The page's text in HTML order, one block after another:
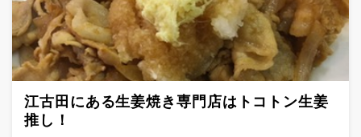
江古田にある生姜焼き専門店はトコトン生姜
推し！